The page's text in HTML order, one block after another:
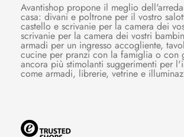
Avantishop propone il meglio
casa: divani e poltrone per il vostro
castello e scrivanie per la camera dei
scrivanie per la camera dei vostri
armadi per un ingresso accogliente,
cucine per pranzi con la famiglia o con
ancora più stimolanti suggerimenti per
come armadi, librerie, vetrine e